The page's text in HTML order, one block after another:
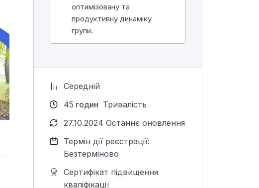
оптимізовану та
продуктивну динаміку
групи.
Середній
45 годин Тривалість
27.10.2024 Останнє оновлення
Термін дії реєстрації:
Безтерміново
Сертифікат підвищення
кваліфікації